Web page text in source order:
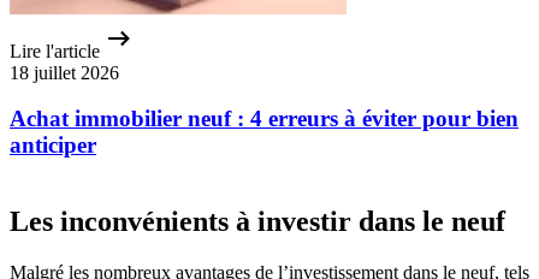
Lire l'article
18 juillet 2026
Achat immobilier neuf : 4 erreurs à éviter pour bien
anticiper
Les inconvénients à investir dans le neuf
Malgré les nombreux avantages de l’investissement dans le neuf, tels